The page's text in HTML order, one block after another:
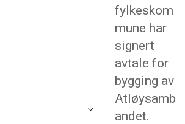
fylkeskom
mune har
signert
avtale for
bygging av
Atløysamb
andet.